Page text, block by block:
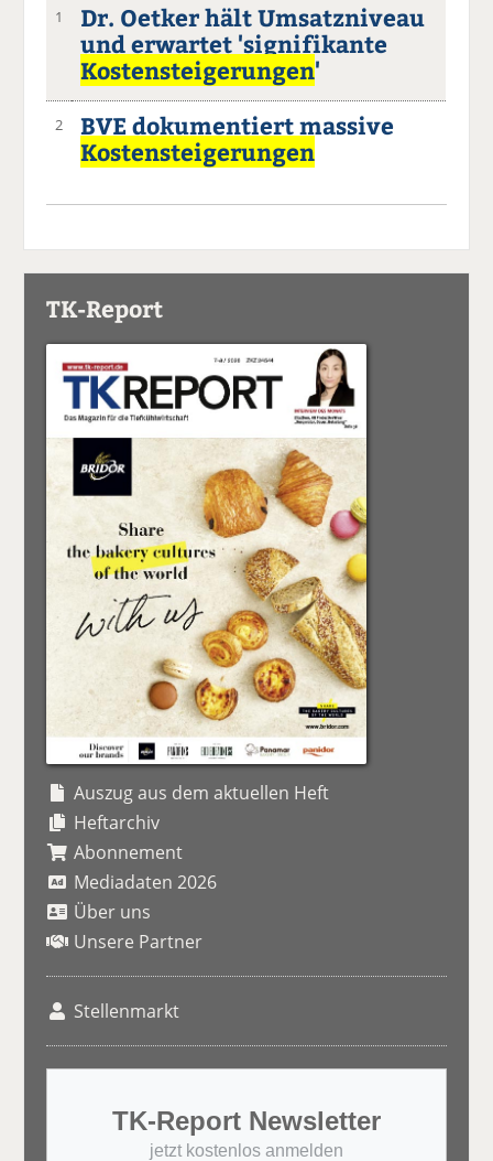
1
Dr. Oetker hält Umsatzniveau
und erwartet 'signifikante
Kostensteigerungen'
2
BVE dokumentiert massive
Kostensteigerungen
TK-Report
Auszug aus dem aktuellen Heft
Heftarchiv
Abonnement
Mediadaten 2026
Über uns
Unsere Partner
Stellenmarkt
TK-Report Newsletter
jetzt kostenlos anmelden